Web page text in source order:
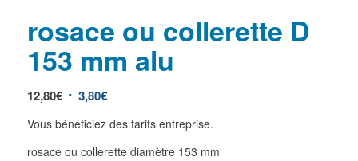
rosace ou collerette D
153 mm alu
12,80€ 3,80€
Vous bénéficiez des tarifs entreprise.
rosace ou collerette diamètre 153 mm